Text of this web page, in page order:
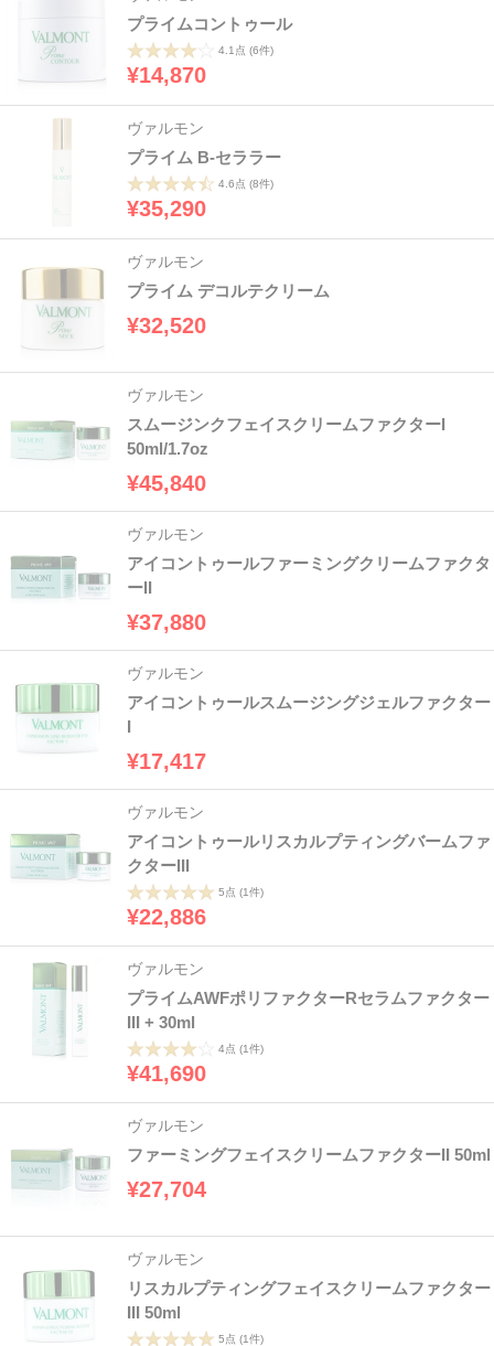
プライムコントゥール
4.1点 (6件)
¥14,870
ヴァルモン
プライム B-セララー
4.6点 (8件)
¥35,290
ヴァルモン
プライム デコルテクリーム
¥32,520
ヴァルモン
スムージンクフェイスクリームファクターI
50ml/1.7oz
¥45,840
ヴァルモン
アイコントゥールファーミングクリームファクタ
ーII
¥37,880
ヴァルモン
アイコントゥールスムージングジェルファクター
I
¥17,417
ヴァルモン
アイコントゥールリスカルプティングバームファ
クターIII
5点 (1件)
¥22,886
ヴァルモン
プライムAWFポリファクターRセラムファクター
III + 30ml
4点 (1件)
¥41,690
ヴァルモン
ファーミングフェイスクリームファクターII 50ml
¥27,704
ヴァルモン
リスカルプティングフェイスクリームファクター
III 50ml
5点 (1件)